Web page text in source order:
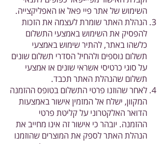
השימוש של אתר פיי פאל או האפליקצייה.
הנהלת האתר שומרת לעצמה את הזכות
להפסיק את השימוש באמצעי התשלום
כלשהו באתר, להתיר שימוש באמצעי
תשלום נוספים ולהחיל הסדרי תשלום שונים
על סוגי כרטיסי אשראי שונים או אמצעי
תשלום שהנהלת האתר תכבד.
לאחר שהוזנו פרטי התשלום בטופס ההזמנה
המקוון, ישלח אל המזמין אישור באמצעות
הדואר האלקטרוני על קליטת פרטי
ההזמנה. יובהר כי אישור זה אינו מחייב את
הנהלת האתר לספק את המוצרים שהוזמנו